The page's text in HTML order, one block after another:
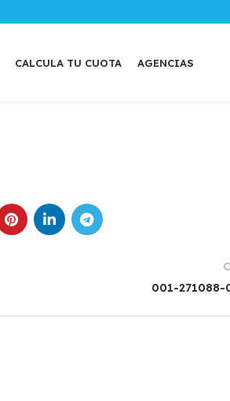
CALCULA TU CUOTA AGENCIAS
001-271088-